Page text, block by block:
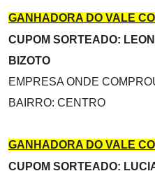
GANHADORA DO VALE
CUPOM SORTEADO:
BIZOTO
EMPRESA ONDE
BAIRRO: CENTRO
GANHADORA DO VALE
CUPOM SORTEADO: